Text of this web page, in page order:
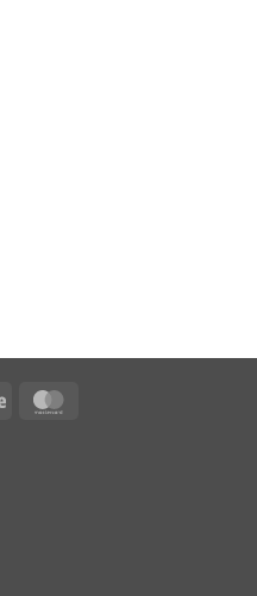
Stripe